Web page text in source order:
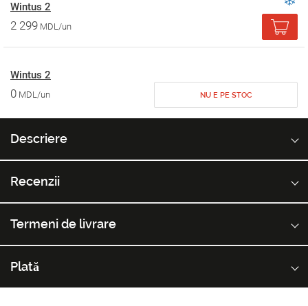
Wintus 2
2 299 MDL/un
Wintus 2
0 MDL/un NU E PE STOC
Descriere
Recenzii
Termeni de livrare
Plată